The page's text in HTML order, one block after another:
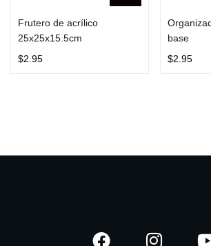
Frutero de acrílico
25x25x15.5cm
$2.95
base
$2.95